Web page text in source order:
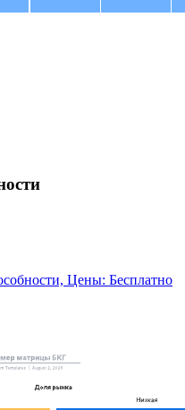
Цены: Бесплатно